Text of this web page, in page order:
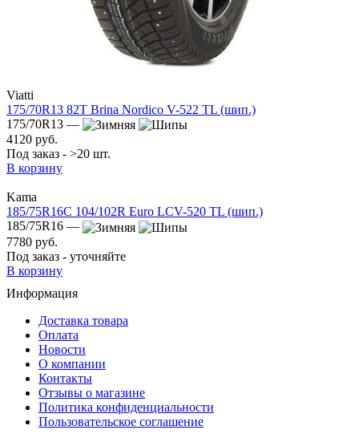
Viatti
175/70R13 82T Brina Nordico V-522 TL (шип.)
175/70R13 —
4120 руб.
Под заказ - >20 шт.
В корзину
Kama
185/75R16C 104/102R Euro LCV-520 TL (шип.)
185/75R16 —
7780 руб.
Под заказ - уточняйте
В корзину
Информация
Доставка товара
Оплата
Новости
О компании
Контакты
Отзывы о магазине
Политика конфиденциальности
Пользовательское соглашение